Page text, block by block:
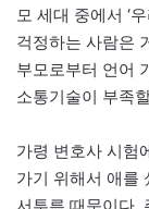
모 세대 중에서 ‘
걱정하는 사람은
부모로부터 언어
소통기술이 부족
가령 변호사 시험
가기 위해서 애를